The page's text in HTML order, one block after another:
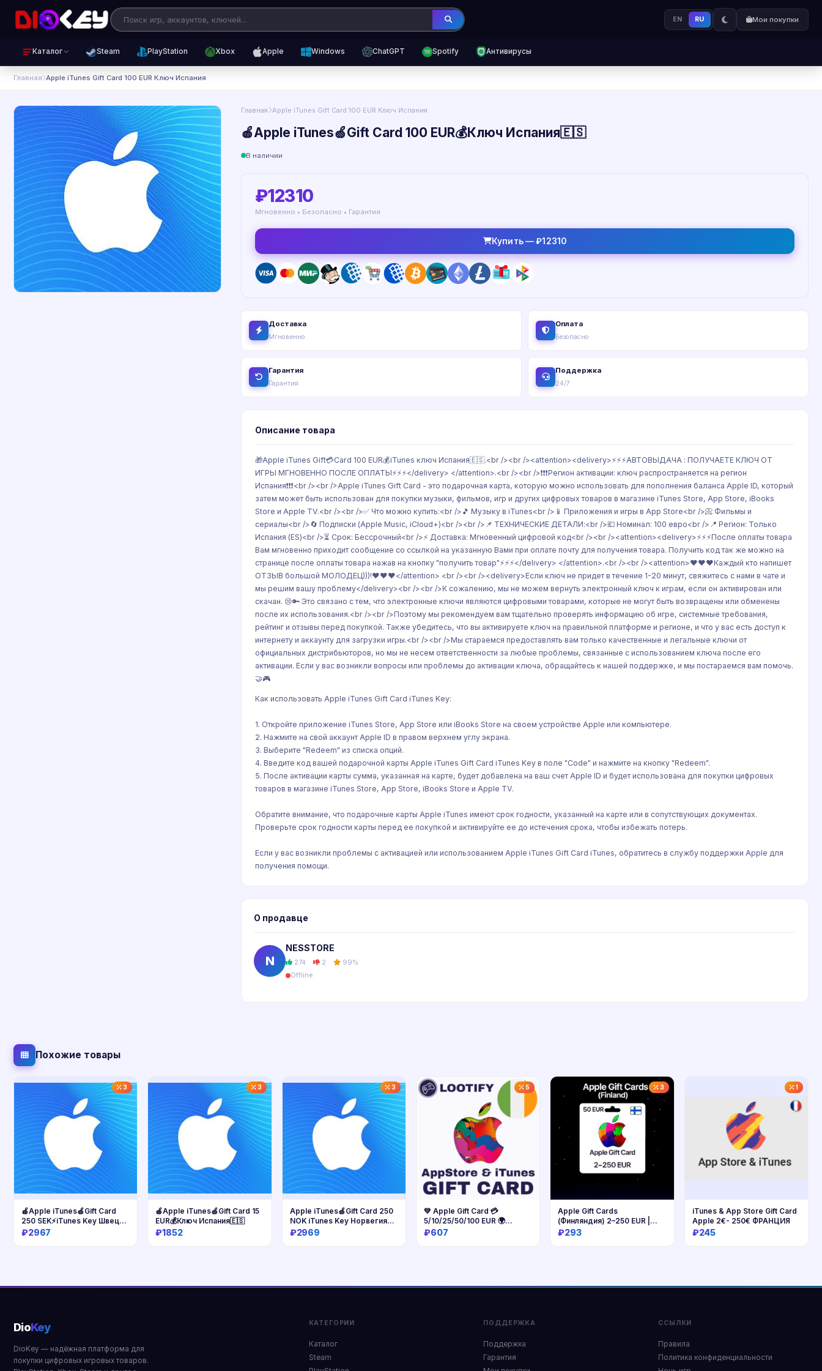
EN RU Мои покупки
Каталог Steam PlayStation Xbox Apple Windows ChatGPT Spotify Антивирусы
Главная Apple iTunes Gift Card 100 EUR Ключ Испания
Главная Apple iTunes Gift Card 100 EUR Ключ Испания
🍎Apple iTunes🍏Gift Card 100 EUR💰Ключ Испания🇪🇸
В наличии
₽12310
Мгновенно • Безопасно • Гарантия
Купить — ₽12310
Доставка
Мгновенно
Оплата
Безопасно
Гарантия
Гарантия
Поддержка
24/7
Описание товара
🎁Apple iTunes Gift💳Card 100 EUR💰iTunes ключ Испания🇪🇸.<br /><br /><attention><delivery>⚡⚡⚡АВТОВЫДАЧА : ПОЛУЧАЕТЕ КЛЮЧ ОТ
ИГРЫ МГНОВЕННО ПОСЛЕ ОПЛАТЫ⚡⚡⚡</delivery> </attention>.<br /><br />❗❗❗Регион активации: ключ распространяется на регион
Испания❗❗❗<br /><br />Apple iTunes Gift Card - это подарочная карта, которую можно использовать для пополнения баланса Apple ID, который
затем может быть использован для покупки музыки, фильмов, игр и других цифровых товаров в магазине iTunes Store, App Store, iBooks
Store и Apple TV.<br /><br />✅ Что можно купить:<br />🎵 Музыку в iTunes<br />📱 Приложения и игры в App Store<br />📀 Фильмы и
сериалы<br />🔄 Подписки (Apple Music, iCloud+)<br /><br />📌 ТЕХНИЧЕСКИЕ ДЕТАЛИ:<br />💶 Номинал: 100 евро<br />📍 Регион: Только
Испания (ES)<br />⏳ Срок: Бессрочный<br />⚡ Доставка: Мгновенный цифровой код<br /><br /><attention><delivery>⚡⚡⚡После оплаты товара
Вам мгновенно приходит сообщение со ссылкой на указанную Вами при оплате почту для получения товара. Получить код так же можно на
странице после оплаты товара нажав на кнопку "получить товар"⚡⚡⚡</delivery> </attention>.<br /><br /><attention>❤️❤️❤️Каждый кто напишет
ОТЗЫВ большой МОЛОДЕЦ)))!❤️❤️❤️</attention> <br /><br /><delivery>Если ключ не придет в течение 1-20 минут, свяжитесь с нами в чате и
мы решим вашу проблему</delivery><br /><br />К сожалению, мы не можем вернуть электронный ключ к играм, если он активирован или
скачан. 😢🔑 Это связано с тем, что электронные ключи являются цифровыми товарами, которые не могут быть возвращены или обменены
после их использования.<br /><br />Поэтому мы рекомендуем вам тщательно проверять информацию об игре, системные требования,
рейтинг и отзывы перед покупкой. Также убедитесь, что вы активируете ключ на правильной платформе и регионе, и что у вас есть доступ к
интернету и аккаунту для загрузки игры.<br /><br />Мы стараемся предоставлять вам только качественные и легальные ключи от
официальных дистрибьюторов, но мы не несем ответственности за любые проблемы, связанные с использованием ключа после его
активации. Если у вас возникли вопросы или проблемы до активации ключа, обращайтесь к нашей поддержке, и мы постараемся вам помочь.
🤝🎮
Как использовать Apple iTunes Gift Card iTunes Key:
1. Откройте приложение iTunes Store, App Store или iBooks Store на своем устройстве Apple или компьютере.
2. Нажмите на свой аккаунт Apple ID в правом верхнем углу экрана.
3. Выберите "Redeem" из списка опций.
4. Введите код вашей подарочной карты Apple iTunes Gift Card iTunes Key в поле "Code" и нажмите на кнопку "Redeem".
5. После активации карты сумма, указанная на карте, будет добавлена на ваш счет Apple ID и будет использована для покупки цифровых
товаров в магазине iTunes Store, App Store, iBooks Store и Apple TV.
Обратите внимание, что подарочные карты Apple iTunes имеют срок годности, указанный на карте или в сопутствующих документах.
Проверьте срок годности карты перед ее покупкой и активируйте ее до истечения срока, чтобы избежать потерь.
Если у вас возникли проблемы с активацией или использованием Apple iTunes Gift Card iTunes, обратитесь в службу поддержки Apple для
получения помощи.
О продавце
N
NESSTORE
274 2 99%
Offline
Похожие товары
3
🍎Apple iTunes🍏Gift Card
250 SEK⚡iTunes Key Швеция
🇸🇪
₽2967
3
🍎Apple iTunes🍏Gift Card 15
EUR💰Ключ Испания🇪🇸
₽1852
3
Apple iTunes🍏Gift Card 250
NOK iTunes Key Норвегия
🇳🇴
₽2969
5
💚 Apple Gift Card 💳
5/10/25/50/100 EUR 🌍
Ирландия
₽607
3
Apple Gift Cards
(Финляндия) 2–250 EUR |
Коды
₽293
1
iTunes & App Store Gift Card
Apple 2€- 250€ ФРАНЦИЯ
₽245
DioKey
DioKey — надёжная платформа для
покупки цифровых игровых товаров.
КАТЕГОРИИ
Каталог
Steam
ПОДДЕРЖКА
Поддержка
Гарантия
ССЫЛКИ
Правила
Политика конфиденциальности